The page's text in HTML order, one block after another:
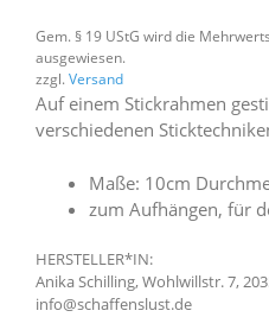
Gem. § 19 UStG wird die
ausgewiesen.
zzgl. Versand
Auf einem Stickrahmen
verschiedenen
Maße: 10cm
zum Aufhängen, für
HERSTELLER*IN:
Anika Schilling, Wohlwillstr. 7,
info@schaffenslust.de